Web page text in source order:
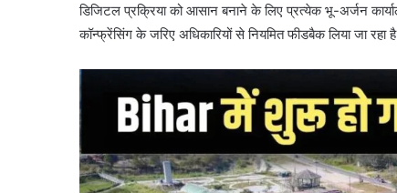
डिजिटल प्रक्रिया को आसान बनाने के लिए प्रत्येक भू-अर्जन
कॉन्फ्रेंसिंग के जरिए अधिकारियों से नियमित फीडबैक लिया जा